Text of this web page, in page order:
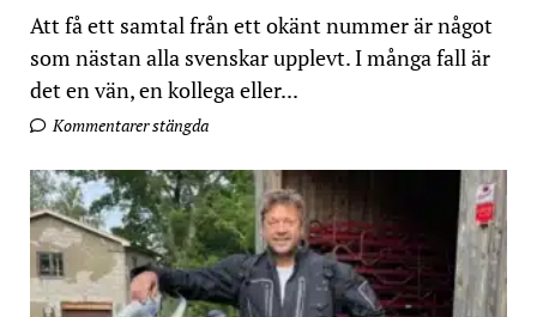
Att få ett samtal från ett okänt nummer är något
som nästan alla svenskar upplevt. I många fall är
det en vän, en kollega eller...
Kommentarer stängda